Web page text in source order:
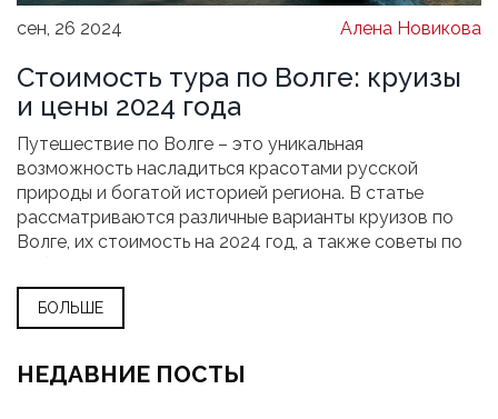
сен, 26 2024 Алена Новикова
Стоимость тура по Волге: круизы
и цены 2024 года
Путешествие по Волге – это уникальная
возможность насладиться красотами русской
природы и богатой историей региона. В статье
рассматриваются различные варианты круизов по
Волге, их стоимость на 2024 год, а также советы по
БОЛЬШЕ
НЕДАВНИЕ ПОСТЫ